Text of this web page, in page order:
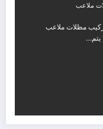
ملاعب
مظلات ملاعب
يتم…